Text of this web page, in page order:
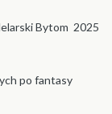
Bytom 2025
po fantasy